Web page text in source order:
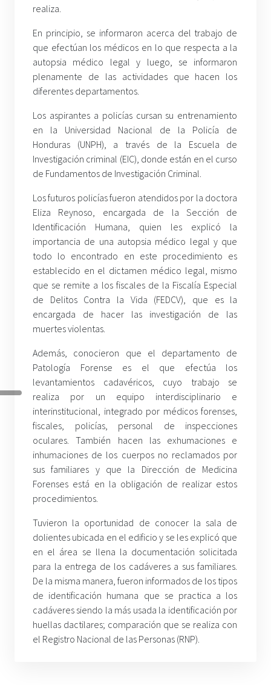
realiza.
En principio, se informaron acerca del trabajo de
que efectúan los médicos en lo que respecta a la
autopsia médico legal y luego, se informaron
plenamente de las actividades que hacen los
diferentes departamentos.
Los aspirantes a policías cursan su entrenamiento
en la Universidad Nacional de la Policía de
Honduras (UNPH), a través de la Escuela de
Investigación criminal (EIC), donde están en el curso
de Fundamentos de Investigación Criminal.
Los futuros policías fueron atendidos por la doctora
Eliza Reynoso, encargada de la Sección de
Identificación Humana, quien les explicó la
importancia de una autopsia médico legal y que
todo lo encontrado en este procedimiento es
establecido en el dictamen médico legal, mismo
que se remite a los fiscales de la Fiscalía Especial
de Delitos Contra la Vida (FEDCV), que es la
encargada de hacer las investigación de las
muertes violentas.
Además, conocieron que el departamento de
Patología Forense es el que efectúa los
levantamientos cadavéricos, cuyo trabajo se
realiza por un equipo interdisciplinario e
interinstitucional, integrado por médicos forenses,
fiscales, policías, personal de inspecciones
oculares. También hacen las exhumaciones e
inhumaciones de los cuerpos no reclamados por
sus familiares y que la Dirección de Medicina
Forenses está en la obligación de realizar estos
procedimientos.
Tuvieron la oportunidad de conocer la sala de
dolientes ubicada en el edificio y se les explicó que
en el área se llena la documentación solicitada
para la entrega de los cadáveres a sus familiares.
De la misma manera, fueron informados de los tipos
de identificación humana que se practica a los
cadáveres siendo la más usada la identificación por
huellas dactilares; comparación que se realiza con
el Registro Nacional de las Personas (RNP).